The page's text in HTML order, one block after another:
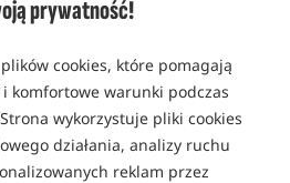
prywatność!
cookies, które pomagają
komfortowe warunki podczas
wykorzystuje pliki cookies
działania, analizy ruchu
reklam przez
0,0
0 opinii